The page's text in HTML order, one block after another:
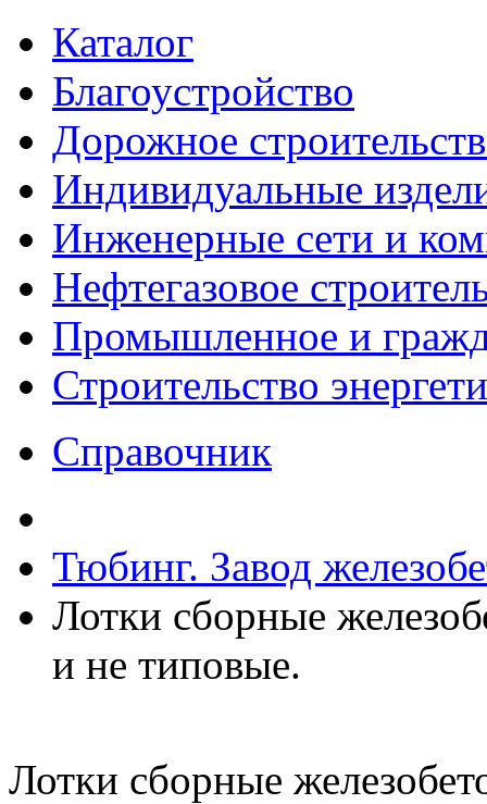
Каталог
Благоустройство
Дорожное
Индивидуальные
Инженерные сети и
Нефтегазовое
Промышленное и
Строительство
Справочник
Тюбинг. Завод
Лотки сборные
и не типовые.
Лотки сборные